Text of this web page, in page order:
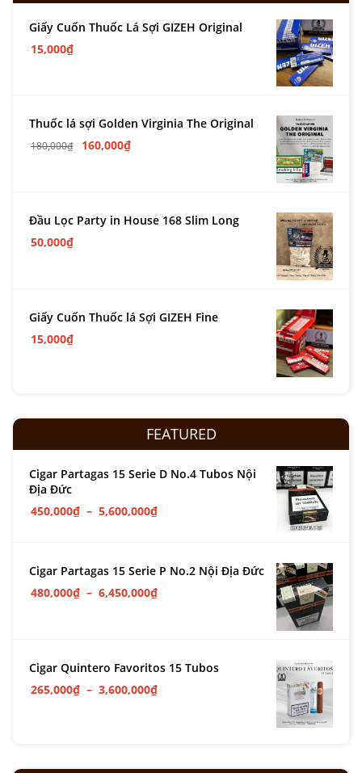
Giấy Cuốn Thuốc Lá Sợi GIZEH Original
15,000₫
Thuốc lá sợi Golden Virginia The Original
180,000₫ 160,000₫
Đầu Lọc Party in House 168 Slim Long
50,000₫
Giấy Cuốn Thuốc lá Sợi GIZEH Fine
15,000₫
FEATURED
Cigar Partagas 15 Serie D No.4 Tubos Nội
Địa Đức
450,000₫ – 5,600,000₫
Cigar Partagas 15 Serie P No.2 Nội Địa Đức
480,000₫ – 6,450,000₫
Cigar Quintero Favoritos 15 Tubos
265,000₫ – 3,600,000₫